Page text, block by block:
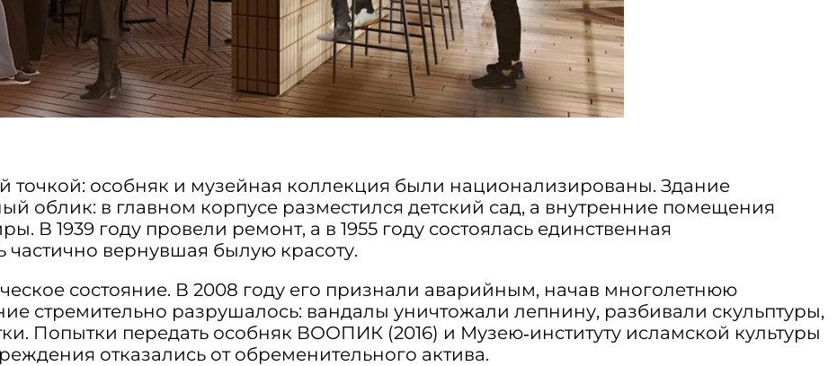
точкой: особняк и музейная коллекция были национализированы. Здание
облик: в главном корпусе разместился детский сад, а внутренние помещения
В 1939 году провели ремонт, а в 1955 году состоялась единственная
вернувшая былую красоту.
состояние. В 2008 году его признали аварийным, начав многолетнюю
стремительно разрушалось: вандалы уничтожали лепнину, разбивали скульптуры,
Попытки передать особняк ВООПИК (2016) и Музею‑институту исламской культуры
отказались от обременительного актива.